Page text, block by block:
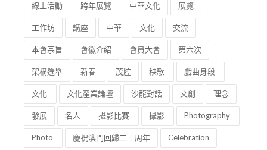
線上活動 跨年展覽 中華文化 展覽
工作坊 講座 中華 文化 交流
本會宗旨 會徽介紹 會員大會 第六次
架構選舉 新春 茂腔 秧歌 戲曲身段
文化 文化產業論壇 沙龍對話 文創 理念
發展 名人 攝影比賽 攝影 Photography
Photo 慶祝澳門回歸二十周年 Celebration